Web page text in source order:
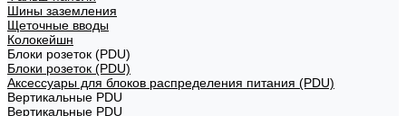
Шины заземления
Щеточные вводы
Колокейшн
Блоки розеток (PDU)
Блоки розеток (PDU)
Аксессуары для блоков распределения питания (PDU)
Вертикальные PDU
Вертикальные PDU